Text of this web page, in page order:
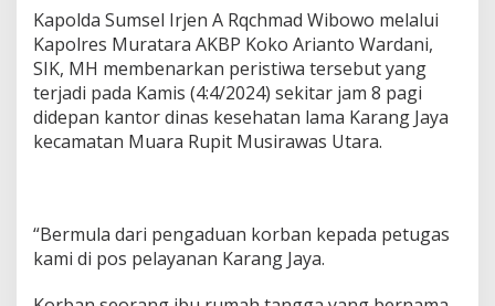
2
0
2
4
d
i
M
a
r
,
Kapolda Sumsel Irjen A Rqchmad Wibowo melalui
Kapolres Muratara AKBP Koko Arianto Wardani,
SIK, MH membenarkan peristiwa tersebut yang
terjadi pada Kamis (4:4/2024) sekitar jam 8 pagi
didepan kantor dinas kesehatan lama Karang Jaya
kecamatan Muara Rupit Musirawas Utara.
“Bermula dari pengaduan korban kepada petugas
kami di pos pelayanan Karang Jaya.